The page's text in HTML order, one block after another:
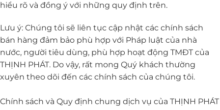
hiểu rõ và đồng ý với những quy định trên.
Lưu ý: Chúng tôi sẽ liên tục cập nhật các chính sách
bán hàng đảm bảo phù hợp với Pháp luật của nhà
nước, người tiêu dùng, phù hợp hoạt động TMĐT của
THỊNH PHÁT. Do vậy, rất mong Quý khách thường
xuyên theo dõi đến các chính sách của chúng tôi.
Chính sách và Quy định chung dịch vụ của THỊNH PHÁT